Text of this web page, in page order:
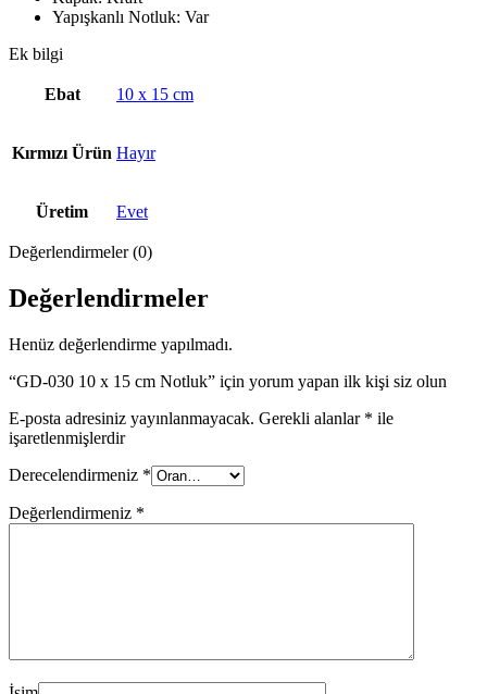
Yapışkanlı Notluk: Var
Ek bilgi
Ebat 10 x 15 cm
Kırmızı Ürün Hayır
Üretim Evet
Değerlendirmeler (0)
Değerlendirmeler
Henüz değerlendirme yapılmadı.
“GD-030 10 x 15 cm Notluk” için yorum yapan ilk kişi siz olun
E-posta adresiniz yayınlanmayacak. Gerekli alanlar * ile
işaretlenmişlerdir
Derecelendirmeniz *
Değerlendirmeniz *